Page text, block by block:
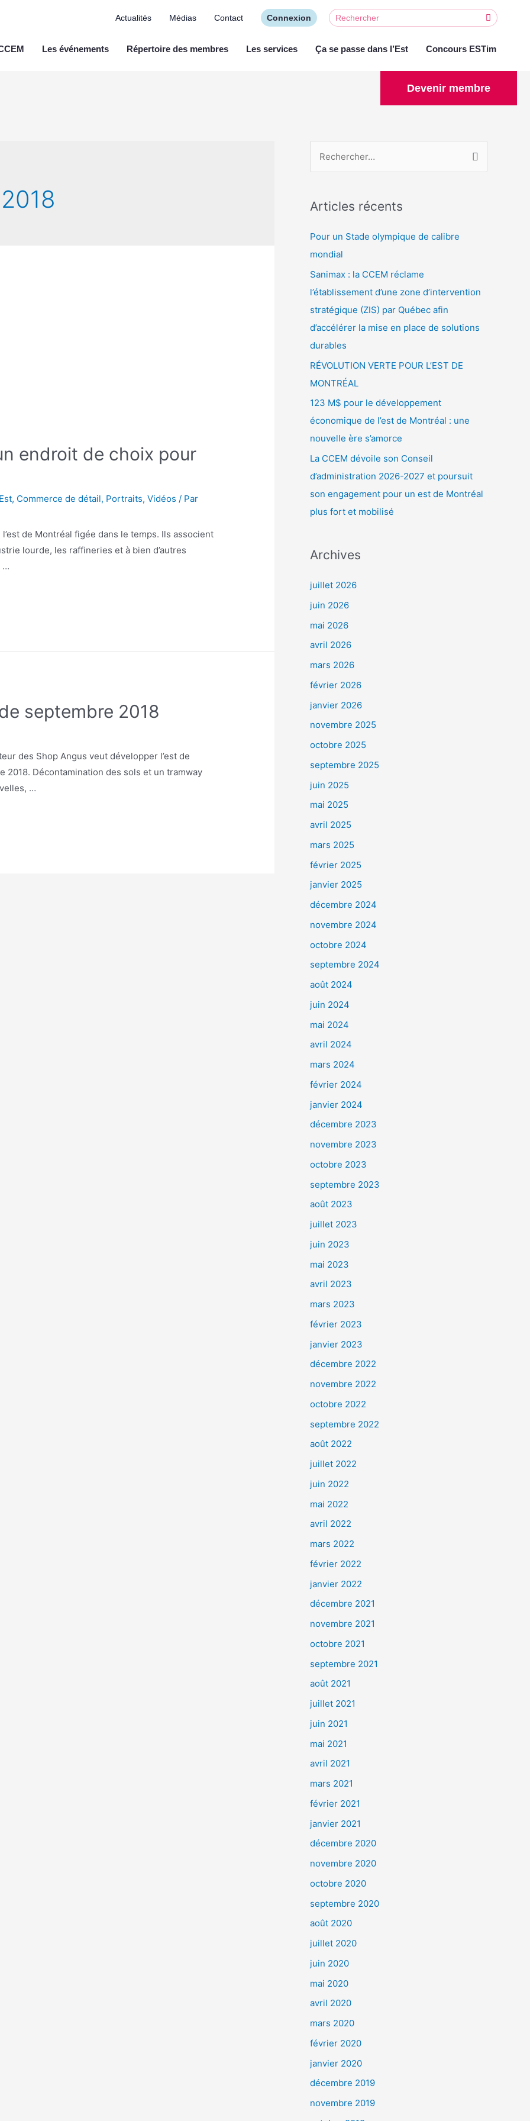
Actualités Médias Contact Connexion
Les événements Répertoire des membres Les services Ça se passe dans l’Est Concours ESTim
Devenir membre
endroit de choix pour
, Commerce de détail, Portraits,Vidéos / Par
de Montréal figée dans le temps. Ils associent
lourde, les raffineries et à bien d’autres
…
septembre 2018
des Shop Angus veut développer l’est de
2018. Décontamination des sols et un tramway
…
Articles récents
Pour un Stade olympique de calibre
mondial
Sanimax : la CCEM réclame
l’établissement d’une zone d’intervention
stratégique (ZIS) par Québec afin
d’accélérer la mise en place de solutions
durables
RÉVOLUTION VERTE POUR L’EST DE
MONTRÉAL
123 M$ pour le développement
économique de l’est de Montréal : une
nouvelle ère s’amorce
La CCEM dévoile son Conseil
d’administration 2026-2027 et poursuit
son engagement pour un est de Montréal
plus fort et mobilisé
Archives
juillet 2026
juin 2026
mai 2026
avril 2026
mars 2026
février 2026
janvier 2026
novembre 2025
octobre 2025
septembre 2025
juin 2025
mai 2025
avril 2025
mars 2025
février 2025
janvier 2025
décembre 2024
novembre 2024
octobre 2024
septembre 2024
août 2024
juin 2024
mai 2024
avril 2024
mars 2024
février 2024
janvier 2024
décembre 2023
novembre 2023
octobre 2023
septembre 2023
août 2023
juillet 2023
juin 2023
mai 2023
avril 2023
mars 2023
février 2023
janvier 2023
décembre 2022
novembre 2022
octobre 2022
septembre 2022
août 2022
juillet 2022
juin 2022
mai 2022
avril 2022
mars 2022
février 2022
janvier 2022
décembre 2021
novembre 2021
octobre 2021
septembre 2021
août 2021
juillet 2021
juin 2021
mai 2021
avril 2021
mars 2021
février 2021
janvier 2021
décembre 2020
novembre 2020
octobre 2020
septembre 2020
août 2020
juillet 2020
juin 2020
mai 2020
avril 2020
mars 2020
février 2020
janvier 2020
décembre 2019
novembre 2019